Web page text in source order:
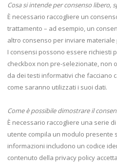
Cosa si intende per consenso libero,
È necessario raccogliere un
trattamento – ad esempio, un
altro consenso per inviare
I consensi possono essere richiesti
checkbox non pre-selezionate, non
da dei testi informativi che facciano
come saranno utilizzati i suoi dati.
Come è possibile dimostrare il
È necessario raccogliere una serie
utente compila un modulo presente
informazioni includono un codice
contenuto della privacy policy